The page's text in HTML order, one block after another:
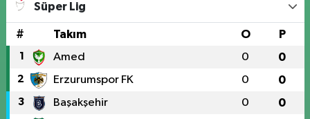
Süper Lig
# Takım O P
1 Amed 0 0
2 Erzurumspor FK 0 0
3 Başakşehir 0 0